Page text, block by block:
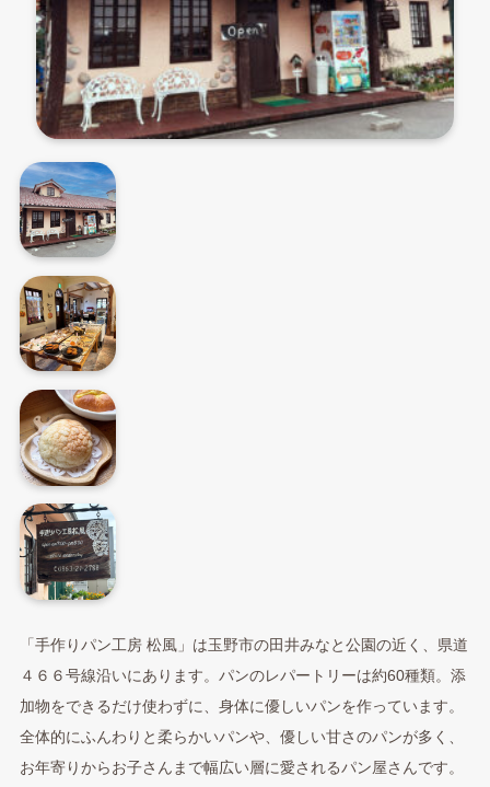
「手作りパン工房 松風」は玉野市の田井みなと公園の近く、県道
４６６号線沿いにあります。パンのレパートリーは約60種類。添
加物をできるだけ使わずに、身体に優しいパンを作っています。
全体的にふんわりと柔らかいパンや、優しい甘さのパンが多く、
お年寄りからお子さんまで幅広い層に愛されるパン屋さんです。